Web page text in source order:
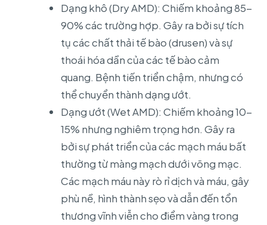
Dạng khô (Dry AMD): Chiếm khoảng 85-
90% các trường hợp. Gây ra bởi sự tích
tụ các chất thải tế bào (drusen) và sự
thoái hóa dần của các tế bào cảm
quang. Bệnh tiến triển chậm, nhưng có
thể chuyển thành dạng ướt.
Dạng ướt (Wet AMD): Chiếm khoảng 10-
15% nhưng nghiêm trọng hơn. Gây ra
bởi sự phát triển của các mạch máu bất
thường từ màng mạch dưới võng mạc.
Các mạch máu này rò rỉ dịch và máu, gây
phù nề, hình thành sẹo và dẫn đến tổn
thương vĩnh viễn cho điểm vàng trong